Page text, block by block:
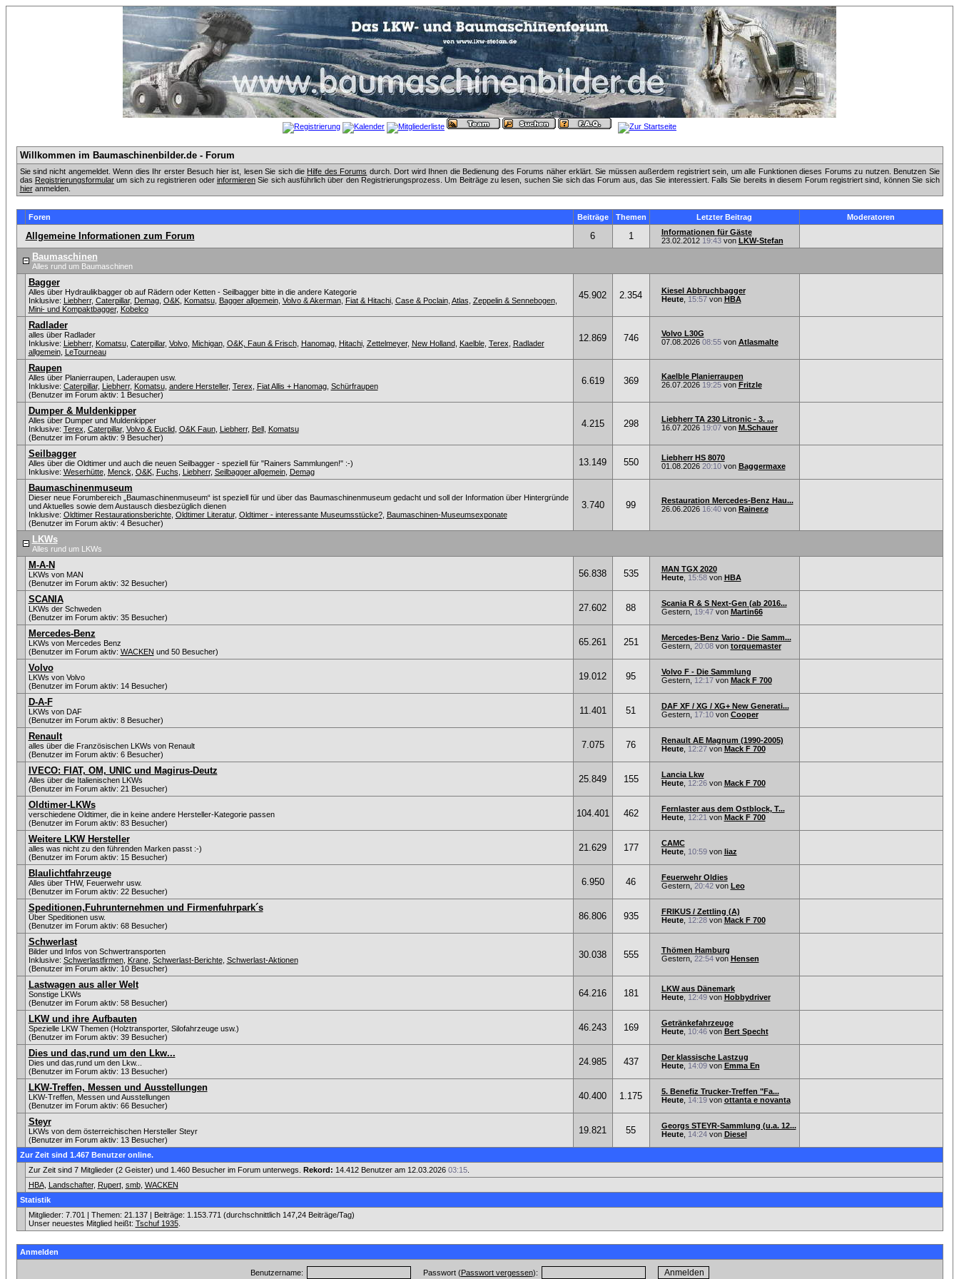
Willkommen im Baumaschinenbilder.de - Forum
Sie sind nicht angemeldet. Wenn dies Ihr erster Besuch hier ist, lesen Sie sich die Hilfe des Forums durch. Dort wird Ihnen die Bedienung des Forums näher erklärt. Sie müssen außerdem registriert sein, um alle Funktionen dieses Forums zu nutzen. Benutzen Sie
das Registrierungsformularum sich zu registrieren oder informierenSie sich ausführlich über den Registrierungsprozess. Um Beiträge zu lesen, suchen Sie sich das Forum aus, das Sie interessiert. Falls Sie bereits in diesem Forum registriert sind, können Sie sich
hieranmelden.
Foren Beiträge Themen Letzter Beitrag Moderatoren
Allgemeine Informationen zum Forum 6 1
Informationen für Gäste
23.02.2012 19:43von LKW-Stefan
Baumaschinen
Alles rund um Baumaschinen
Bagger
Alles über Hydraulikbagger ob auf Rädern oder Ketten - Seilbagger bitte in die andere Kategorie
Inklusive: Liebherr, Caterpillar, Demag, O&K, Komatsu, Bagger allgemein, Volvo & Akerman, Fiat & Hitachi, Case & Poclain, Atlas Zeppelin & Sennebogen,
Mini- und Kompaktbagger, Kobelco
45.902 2.354
Kiesel Abbruchbagger
Heute, 15:57von HBA
Radlader
alles über Radlader
Inklusive: Liebherr, Komatsu, Caterpillar, Volvo, Michigan, O&K, Faun & Frisch, Hanomag, Hitachi, Zettelmeyer, New Holland, Kaelble, Terex
Radlader
allgemein, LeTourneau
12.869 746
Volvo L30G
07.08.2026 08:55von Atlasmalte
Raupen
Alles über Planierraupen, Laderaupen usw.
Inklusive: Caterpillar, Liebherr, Komatsu, andere Hersteller, Terex Fiat Allis + Hanomag, Schürfraupen
(Benutzer im Forum aktiv: 1 Besucher)
6.619 369
Kaelble Planierraupen
26.07.2026 19:25von Fritzle
Dumper & Muldenkipper
Alles über Dumper und Muldenkipper
Inklusive: Terex Caterpillar, Volvo & Euclid, O&K Faun, Liebherr, Bell, Komatsu
(Benutzer im Forum aktiv: 9 Besucher)
4.215 298
Liebherr TA 230 Litronic - 3. ...
16.07.2026 19:07von M.Schauer
Seilbagger
Alles über die Oldtimer und auch die neuen Seilbagger - speziell für "Rainers Sammlungen!" :-)
Inklusive: Weserhütte, Menck O&K, Fuchs Liebherr, Seilbagger allgemein, Demag
13.149 550
Liebherr HS 8070
01.08.2026 20:10von Baggermaxe
Baumaschinenmuseum
Dieser neue Forumbereich „Baumaschinenmuseum“ ist speziell für und über das Baumaschinenmuseum gedacht und soll der Information über Hintergründe
und Aktuelles sowie dem Austausch diesbezüglich dienen
Inklusive: Oldtimer Restaurationsberichte, Oldtimer Literatur, Oldtimer - interessante Museumsstücke?, Baumaschinen-Museumsexponate
(Benutzer im Forum aktiv: 4 Besucher)
3.740 99
Restauration Mercedes-Benz Hau...
26.06.2026 16:40von Rainer.e
LKWs
Alles rund um LKWs
M-A-N
LKWs von MAN
(Benutzer im Forum aktiv: 32 Besucher)
56.838 535
MAN TGX 2020
Heute, 15:58von HBA
SCANIA
LKWs der Schweden
(Benutzer im Forum aktiv: 35 Besucher)
27.602 88
Scania R & S Next-Gen (ab 2016...
Gestern, 19:47von Martin66
Mercedes-Benz
LKWs von Mercedes Benz
(Benutzer im Forum aktiv: WACKEN und 50 Besucher)
65.261 251
Mercedes-Benz Vario - Die Samm...
Gestern, 20:08von torquemaster
Volvo
LKWs von Volvo
(Benutzer im Forum aktiv: 14 Besucher)
19.012 95
Volvo F - Die Sammlung
Gestern, 12:17von Mack F 700
D-A-F
LKWs von DAF
(Benutzer im Forum aktiv: 8 Besucher)
11.401 51
DAF XF / XG / XG+ New Generati...
Gestern, 17:10von Cooper
Renault
alles über die Französischen LKWs von Renault
(Benutzer im Forum aktiv: 6 Besucher)
7.075 76
Renault AE Magnum (1990-2005)
Heute, 12:27von Mack F 700
IVECO: FIAT, OM, UNIC und Magirus-Deutz
Alles über die Italienischen LKWs
(Benutzer im Forum aktiv: 21 Besucher)
25.849 155
Lancia Lkw
Heute, 12:26von Mack F 700
Oldtimer-LKWs
verschiedene Oldtimer, die in keine andere Hersteller-Kategorie passen
(Benutzer im Forum aktiv: 83 Besucher)
104.401 462
Fernlaster aus dem Ostblock, T...
Heute, 12:21 von Mack F 700
Weitere LKW Hersteller
alles was nicht zu den führenden Marken passt :-)
(Benutzer im Forum aktiv: 15 Besucher)
21.629 177
CAMC
Heute, 10:59von liaz
Blaulichtfahrzeuge
Alles über THW, Feuerwehr usw.
(Benutzer im Forum aktiv: 22 Besucher)
6.950 46
Feuerwehr Oldies
Gestern, 20:42von Leo
Speditionen,Fuhrunternehmen und Firmenfuhrpark´s
Über Speditionen usw.
(Benutzer im Forum aktiv: 68 Besucher)
86.806 935
FRIKUS / Zettling (A)
Heute, 12:28von Mack F 700
Schwerlast
Bilder und Infos von Schwertransporten
Inklusive: Schwerlastfirmen, Krane, Schwerlast-Berichte, Schwerlast-Aktionen
(Benutzer im Forum aktiv: 10 Besucher)
30.038 555
Thömen Hamburg
Gestern, 22:54von Hensen
Lastwagen aus aller Welt
Sonstige LKWs
(Benutzer im Forum aktiv: 58 Besucher)
64.216 181
LKW aus Dänemark
Heute, 12:49von Hobbydriver
LKW und ihre Aufbauten
Spezielle LKW Themen (Holztransporter, Silofahrzeuge usw.)
(Benutzer im Forum aktiv: 39 Besucher)
46.243 169
Getränkefahrzeuge
Heute, 10:46von Bert Specht
Dies und das,rund um den Lkw...
Dies und das,rund um den Lkw...
(Benutzer im Forum aktiv: 13 Besucher)
24.985 437
Der klassische Lastzug
Heute, 14:09von Emma En
LKW-Treffen, Messen und Ausstellungen
LKW-Treffen, Messen und Ausstellungen
(Benutzer im Forum aktiv: 66 Besucher)
40.400 1.175
5. Benefiz Trucker-Treffen "Fa...
Heute, 14:19von ottanta e novanta
Steyr
LKWs von dem österreichischen Hersteller Steyr
(Benutzer im Forum aktiv: 13 Besucher)
19.821 55
Georgs STEYR-Sammlung (u.a. 12...
Heute, 14:24von Diesel
Zur Zeit sind 1.467 Benutzer online.
Zur Zeit sind 7 Mitglieder (2 Geister) und 1.460 Besucher im Forum unterwegs. Rekord: 14.412 Benutzer am 12.03.2026 03:15.
HBA, Landschafter, Rupert, smb, WACKEN
Statistik
Mitglieder: 7.701 | Themen: 21.137 | Beiträge: 1.153.771 (durchschnittlich 147,24 Beiträge/Tag)
Unser neuestes Mitglied heißt: Tschuf 1935.
Anmelden
Benutzername: Passwort (Passwort vergessen):